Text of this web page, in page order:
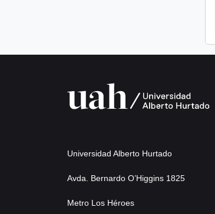
Universidad Alberto Hurtado
Avda. Bernardo O’Higgins 1825
Metro Los Héroes